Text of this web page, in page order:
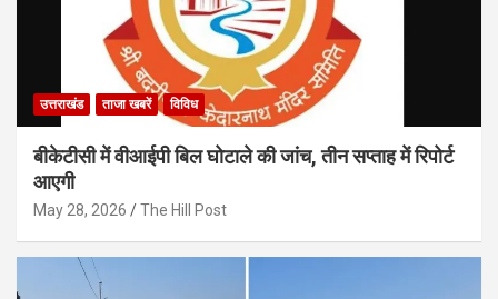
उत्तराखंड ताजा खबरें विविध
बीकेटीसी में वीआईपी बिल घोटाले की जांच, तीन सप्ताह में रिपोर्ट
आएगी
May 28, 2026 The Hill Post